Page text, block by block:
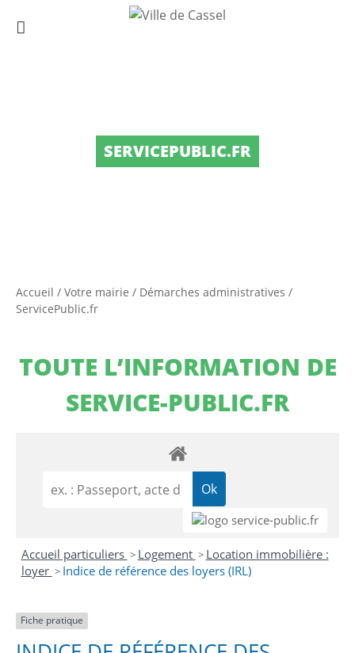
SERVICEPUBLIC.FR
Accueil / Votre mairie / Démarches administratives /
ServicePublic.fr
TOUTE L’INFORMATION DE
SERVICE-PUBLIC.FR
Accueil particuliers > Logement > Location immobilière :
loyer > Indice de référence des loyers (IRL)
Fiche pratique